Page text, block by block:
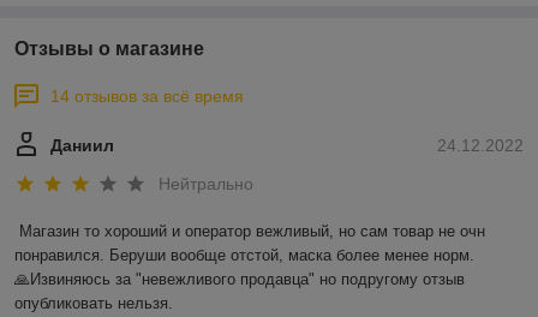
Отзывы о магазине
14 отзывов за всё время
24.12.2022
Даниил
Нейтрально
Магазин то хороший и оператор вежливый, но сам товар не очн
понравился. Беруши вообще отстой, маска более менее норм.
🙏Извиняюсь за "невежливого продавца" но подругому отзыв
опубликовать нельзя.